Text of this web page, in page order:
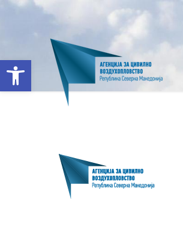
Open toolbar